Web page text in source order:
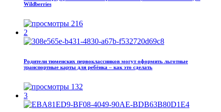
Wildberries
216
2
Родители тюменских первоклассников могут оформить льготные
транспортные карты для ребёнка – как это сделать
132
3